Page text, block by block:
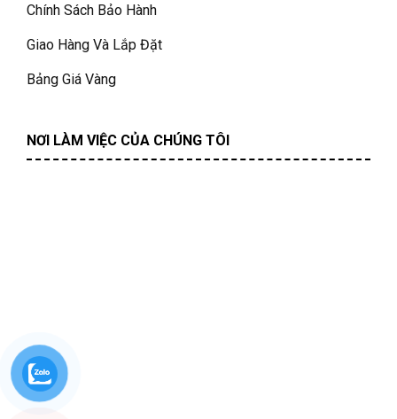
Chính Sách Bảo Hành
Giao Hàng Và Lắp Đặt
Bảng Giá Vàng
NƠI LÀM VIỆC CỦA CHÚNG TÔI